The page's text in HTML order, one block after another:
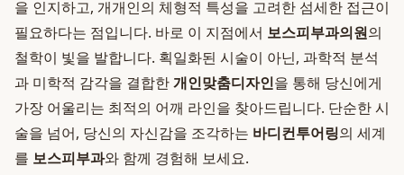
을 인지하고, 개개인의 체형적 특성을 고려한 섬세한 접근이
필요하다는 점입니다. 바로 이 지점에서 보스피부과의원의
철학이 빛을 발합니다. 획일화된 시술이 아닌, 과학적 분석
과 미학적 감각을 결합한개인맞춤디자인을 통해 당신에게
가장 어울리는 최적의 어깨 라인을 찾아드립니다. 단순한 시
술을 넘어, 당신의 자신감을 조각하는 바디컨투어링의 세계
를 보스피부과와 함께 경험해 보세요.